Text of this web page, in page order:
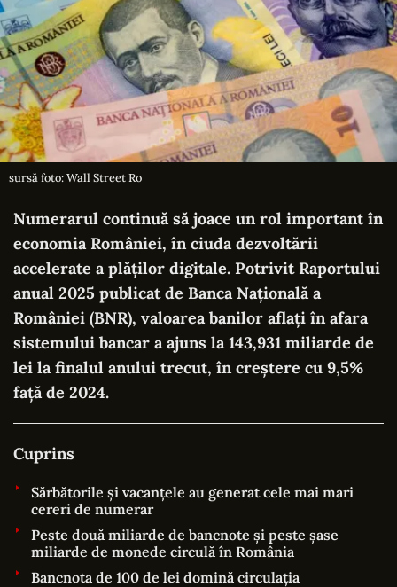
sursă foto: Wall Street Ro
Numerarul continuă să joace un rol important în
economia României, în ciuda dezvoltării
accelerate a plăților digitale. Potrivit Raportului
anual 2025 publicat de Banca Națională a
României (BNR), valoarea banilor aflați în afara
sistemului bancar a ajuns la 143,931 miliarde de
lei la finalul anului trecut, în creștere cu 9,5%
față de 2024.
Cuprins
Sărbătorile și vacanțele au generat cele mai mari
cereri de numerar
Peste două miliarde de bancnote și peste șase
miliarde de monede circulă în România
Bancnota de 100 de lei domină circulația